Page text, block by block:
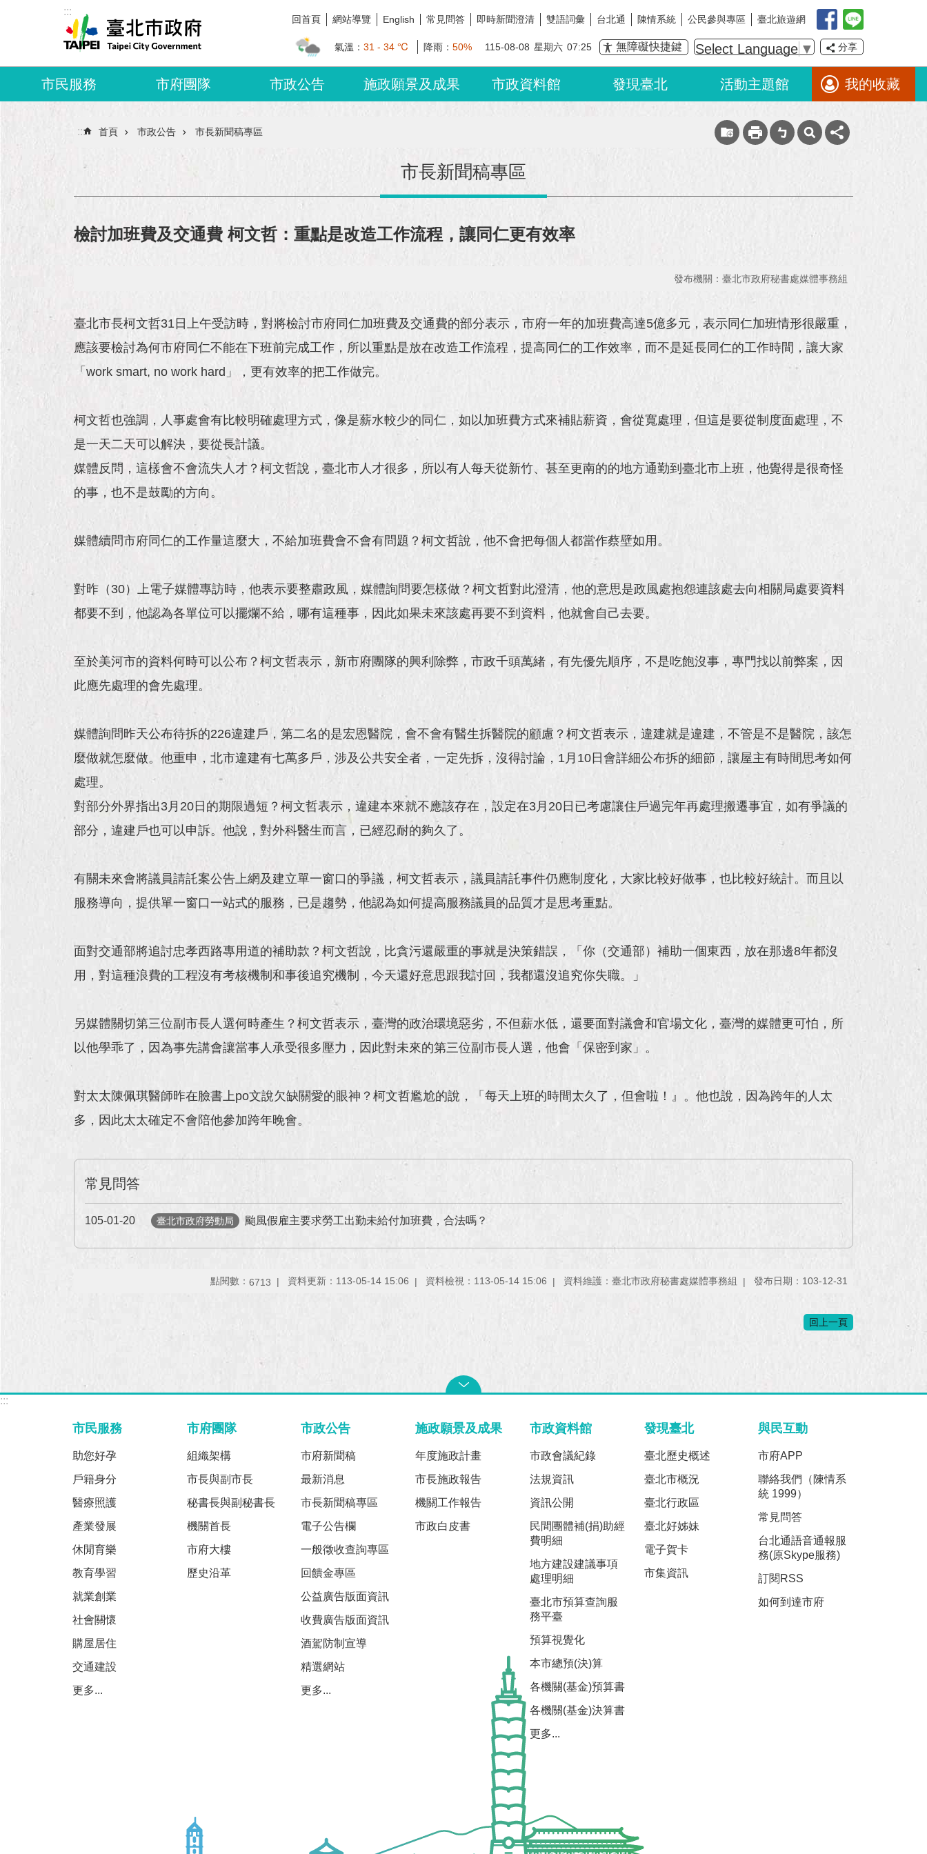
跳到主要內容區塊
:::
回首頁 網站導覽 English 常見問答 即時新聞澄清 雙語詞彙 台北通 陳情系統 公民參與專區 臺北旅遊網
氣溫： 31 - 34 ℃ 降雨： 50% 115-08-08 星期六 07:25 無障礙快捷鍵 Select Language ▼ 分享
市民服務 市府團隊 市政公告 施政願景及成果 市政資料館 發現臺北 活動主題館 我的收藏
::: 首頁 市政公告 市長新聞稿專區
市長新聞稿專區
檢討加班費及交通費 柯文哲：重點是改造工作流程，讓同仁更有效率
發布機關：臺北市政府秘書處媒體事務組
臺北市長柯文哲31日上午受訪時，對將檢討市府同仁加班費及交通費的部分表示，市府一年的加班費高達5億多元，表示同仁加班情形很嚴重，
應該要檢討為何市府同仁不能在下班前完成工作，所以重點是放在改造工作流程，提高同仁的工作效率，而不是延長同仁的工作時間，讓大家
「work smart, no work hard」，更有效率的把工作做完。
柯文哲也強調，人事處會有比較明確處理方式，像是薪水較少的同仁，如以加班費方式來補貼薪資，會從寬處理，但這是要從制度面處理，不
是一天二天可以解決，要從長計議。
媒體反問，這樣會不會流失人才？柯文哲說，臺北市人才很多，所以有人每天從新竹、甚至更南的的地方通勤到臺北市上班，他覺得是很奇怪
的事，也不是鼓勵的方向。
媒體續問市府同仁的工作量這麼大，不給加班費會不會有問題？柯文哲說，他不會把每個人都當作蔡壁如用。
對昨（30）上電子媒體專訪時，他表示要整肅政風，媒體詢問要怎樣做？柯文哲對此澄清，他的意思是政風處抱怨連該處去向相關局處要資料
都要不到，他認為各單位可以擺爛不給，哪有這種事，因此如果未來該處再要不到資料，他就會自己去要。
至於美河市的資料何時可以公布？柯文哲表示，新市府團隊的興利除弊，市政千頭萬緒，有先優先順序，不是吃飽沒事，專門找以前弊案，因
此應先處理的會先處理。
媒體詢問昨天公布待拆的226違建戶，第二名的是宏恩醫院，會不會有醫生拆醫院的顧慮？柯文哲表示，違建就是違建，不管是不是醫院，該怎
麼做就怎麼做。他重申，北市違建有七萬多戶，涉及公共安全者，一定先拆，沒得討論，1月10日會詳細公布拆的細節，讓屋主有時間思考如何
處理。
對部分外界指出3月20日的期限過短？柯文哲表示，違建本來就不應該存在，設定在3月20日已考慮讓住戶過完年再處理搬遷事宜，如有爭議的
部分，違建戶也可以申訴。他說，對外科醫生而言，已經忍耐的夠久了。
有關未來會將議員請託案公告上網及建立單一窗口的爭議，柯文哲表示，議員請託事件仍應制度化，大家比較好做事，也比較好統計。而且以
服務導向，提供單一窗口一站式的服務，已是趨勢，他認為如何提高服務議員的品質才是思考重點。
面對交通部將追討忠孝西路專用道的補助款？柯文哲說，比貪污還嚴重的事就是決策錯誤，「你（交通部）補助一個東西，放在那邊8年都沒
用，對這種浪費的工程沒有考核機制和事後追究機制，今天還好意思跟我討回，我都還沒追究你失職。」
另媒體關切第三位副市長人選何時產生？柯文哲表示，臺灣的政治環境惡劣，不但薪水低，還要面對議會和官場文化，臺灣的媒體更可怕，所
以他學乖了，因為事先講會讓當事人承受很多壓力，因此對未來的第三位副市長人選，他會「保密到家」。
對太太陳佩琪醫師昨在臉書上po文說欠缺關愛的眼神？柯文哲尷尬的說，「每天上班的時間太久了，但會啦！』。他也說，因為跨年的人太
多，因此太太確定不會陪他參加跨年晚會。
常見問答
105-01-20 臺北市政府勞動局 颱風假雇主要求勞工出勤未給付加班費，合法嗎？
點閱數： 6713 資料更新：113-05-14 15:06 資料檢視：113-05-14 15:06 資料維護：臺北市政府秘書處媒體事務組 發布日期：103-12-31
回上一頁
:::
市民服務
助您好孕
戶籍身分
醫療照護
產業發展
休閒育樂
教育學習
就業創業
社會關懷
購屋居住
交通建設
更多...
市府團隊
組織架構
市長與副市長
秘書長與副秘書長
機關首長
市府大樓
歷史沿革
市政公告
市府新聞稿
最新消息
市長新聞稿專區
電子公告欄
一般徵收查詢專區
回饋金專區
公益廣告版面資訊
收費廣告版面資訊
酒駕防制宣導
精選網站
更多...
施政願景及成果
年度施政計畫
市長施政報告
機關工作報告
市政白皮書
市政資料館
市政會議紀錄
法規資訊
資訊公開
民間團體補(捐)助經
費明細
地方建設建議事項
處理明細
臺北市預算查詢服
務平臺
預算視覺化
本市總預(決)算
各機關(基金)預算書
各機關(基金)決算書
更多...
發現臺北
臺北歷史概述
臺北市概況
臺北行政區
臺北好姊妹
電子賀卡
市集資訊
與民互動
市府APP
聯絡我們（陳情系
統 1999）
常見問答
台北通語音通報服
務(原Skype服務)
訂閱RSS
如何到達市府